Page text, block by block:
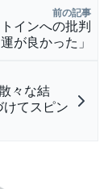
前の記事
インへの批判
が良かった」
々な結
てスピン